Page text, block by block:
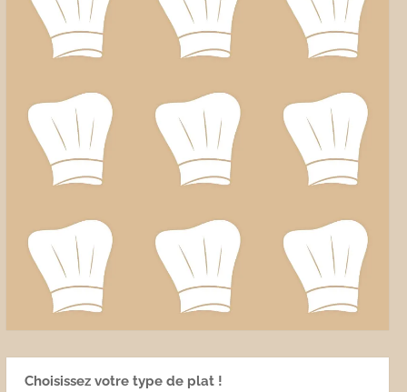
Choisissez votre type de plat !